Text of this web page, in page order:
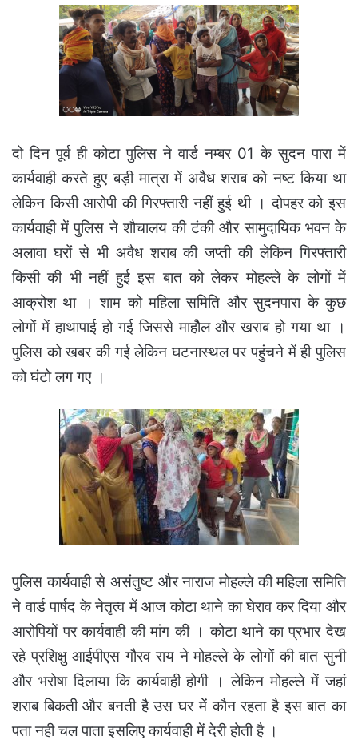
दो दिन पूर्व ही कोटा पुलिस ने वार्ड नम्बर 01 के सुदन पारा में
कार्यवाही करते हुए बड़ी मात्रा में अवैध शराब को नष्ट किया था
लेकिन किसी आरोपी की गिरफ्तारी नहीं हुई थी । दोपहर को इस
कार्यवाही में पुलिस ने शौचालय की टंकी और सामुदायिक भवन के
अलावा घरों से भी अवैध शराब की जप्ती की लेकिन गिरफ्तारी
किसी की भी नहीं हुई इस बात को लेकर मोहल्ले के लोगों में
आक्रोश था । शाम को महिला समिति और सुदनपारा के कुछ
लोगों में हाथापाई हो गई जिससे माहोैल और खराब हो गया था ।
पुलिस को खबर की गई लेकिन घटनास्थल पर पहुंचने में ही पुलिस
को घंटो लग गए ।
पुलिस कार्यवाही से असंतुष्ट और नाराज मोहल्ले की महिला समिति
ने वार्ड पार्षद के नेतृत्व में आज कोटा थाने का घेराव कर दिया और
आरोपियों पर कार्यवाही की मांग की । कोटा थाने का प्रभार देख
रहे प्रशिक्षु आईपीएस गौरव राय ने मोहल्ले के लोगों की बात सुनी
और भरोषा दिलाया कि कार्यवाही होगी । लेकिन मोहल्ले में जहां
शराब बिकती और बनती है उस घर में कौन रहता है इस बात का
पता नही चल पाता इसलिए कार्यवाही में देरी होती है ।